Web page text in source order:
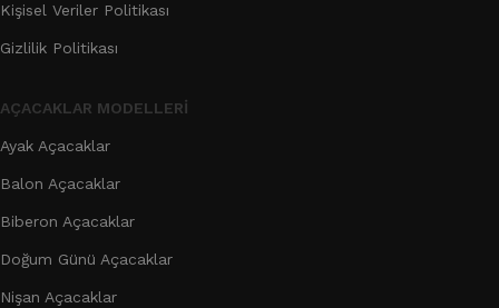
Kişisel Veriler Politikası
Gizlilik Politikası
AÇACAKLAR MODELLERI
Ayak Açacaklar
Balon Açacaklar
Biberon Açacaklar
Doğum Günü Açacaklar
Nişan Açacaklar